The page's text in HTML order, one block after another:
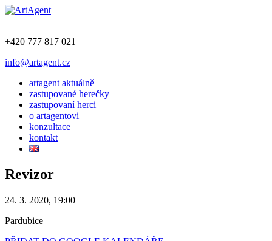
+420 777 817 021
info@artagent.cz
artagent aktuálně
zastupované herečky
zastupovaní herci
o artagentovi
konzultace
kontakt
Revizor
24. 3. 2020, 19:00
Pardubice